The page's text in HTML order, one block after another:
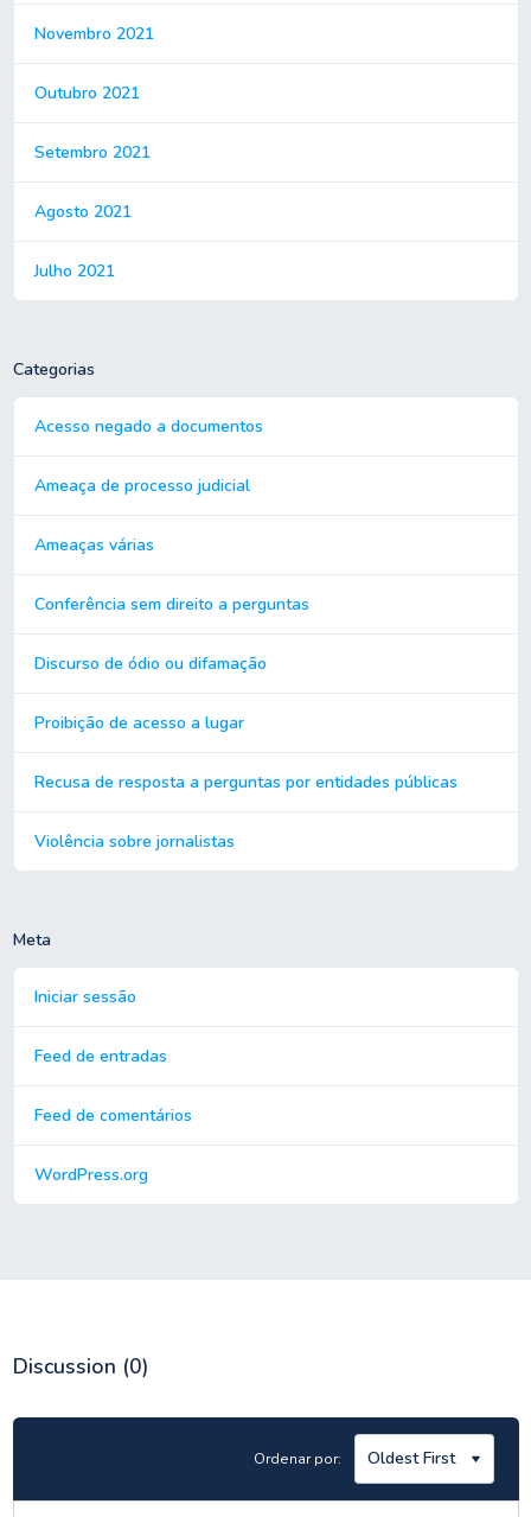
Novembro 2021
Outubro 2021
Setembro 2021
Agosto 2021
Julho 2021
Categorias
Acesso negado a documentos
Ameaça de processo judicial
Ameaças várias
Conferência sem direito a perguntas
Discurso de ódio ou difamação
Proibição de acesso a lugar
Recusa de resposta a perguntas por entidades públicas
Violência sobre jornalistas
Meta
Iniciar sessão
Feed de entradas
Feed de comentários
WordPress.org
Discussion (0)
Ordenar por: